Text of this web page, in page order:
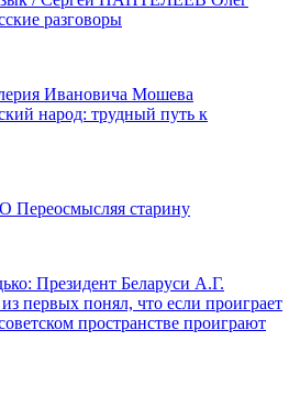
разговоры
Ивановича Мошева
народ: трудный путь к
старину
Президент Беларуси А.Г.
первых понял, что если проиграет
пространстве проиграют